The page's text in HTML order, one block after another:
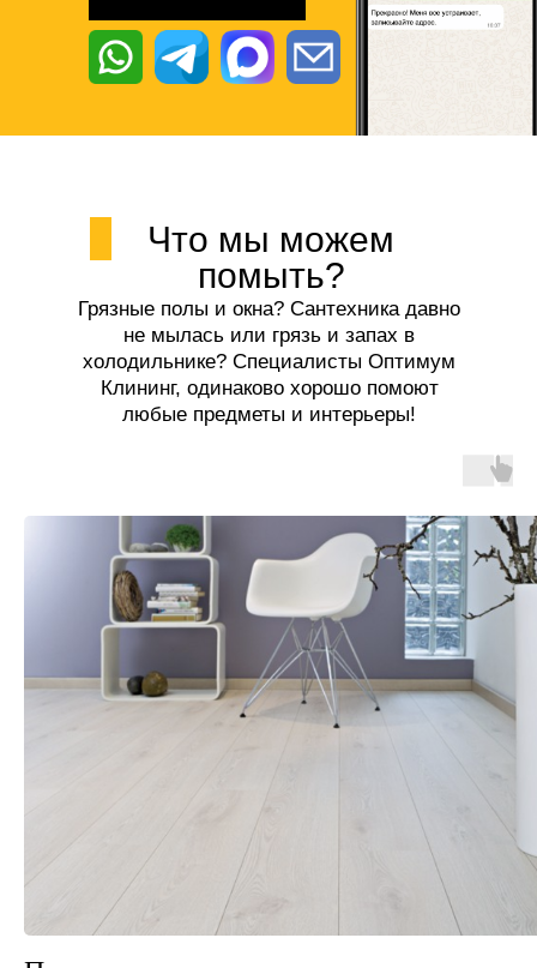
Что мы можем
помыть?
Грязные полы и окна? Сантехника давно
не мылась или грязь и запах в
холодильнике? Специалисты Оптимум
Клининг, одинаково хорошо помоют
любые предметы и интерьеры!